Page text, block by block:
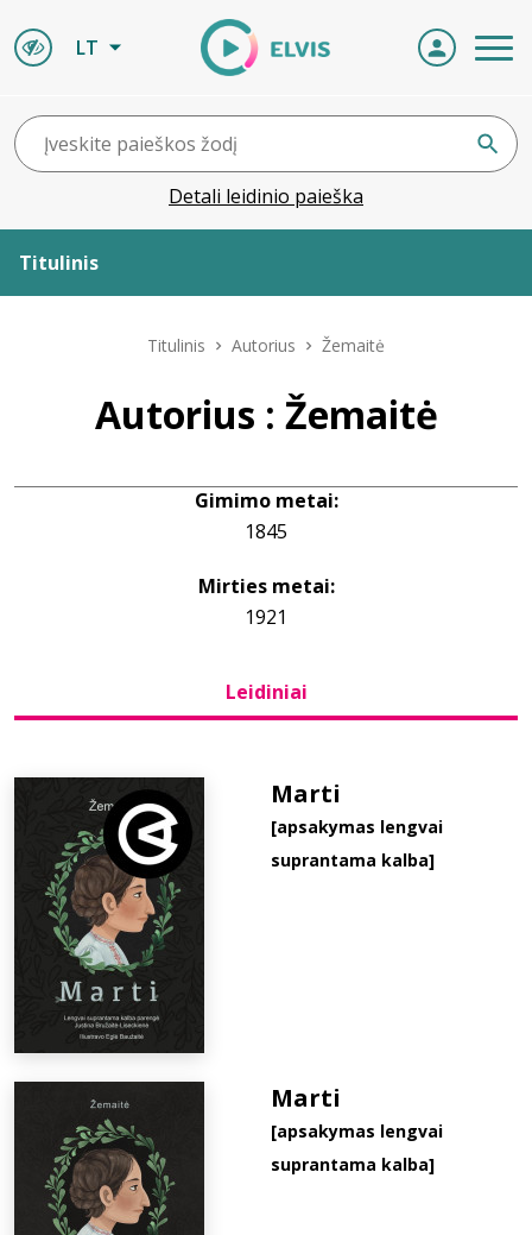
LT
Detali leidinio paieška
Titulinis
Titulinis Autorius Žemaitė
Autorius : Žemaitė
Gimimo metai:
1845
Mirties metai:
1921
Leidiniai
Marti
[apsakymas lengvai
suprantama kalba]
Marti
[apsakymas lengvai
suprantama kalba]